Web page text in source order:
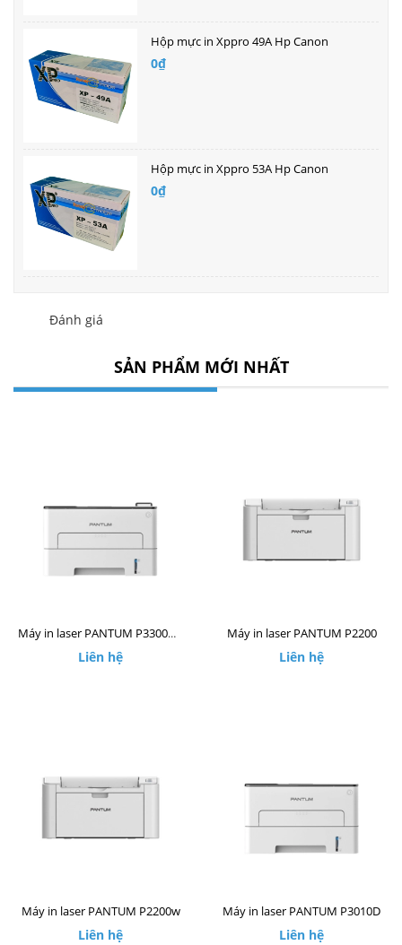
Hộp mực in Xppro 49A Hp Canon
0₫
Hộp mực in Xppro 53A Hp Canon
0₫
Đánh giá
SẢN PHẨM MỚI NHẤT
Máy in laser PANTUM P3300DW
Liên hệ
Máy in laser PANTUM P2200
Liên hệ
Máy in laser PANTUM P2200w
Liên hệ
Máy in laser PANTUM P3010D
Liên hệ